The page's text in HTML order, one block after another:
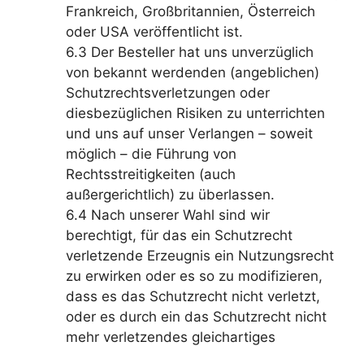
Frankreich, Großbritannien, Österreich
oder USA veröffentlicht ist.
6.3 Der Besteller hat uns unverzüglich
von bekannt werdenden (angeblichen)
Schutzrechtsverletzungen oder
diesbezüglichen Risiken zu unterrichten
und uns auf unser Verlangen – soweit
möglich – die Führung von
Rechtsstreitigkeiten (auch
außergerichtlich) zu überlassen.
6.4 Nach unserer Wahl sind wir
berechtigt, für das ein Schutzrecht
verletzende Erzeugnis ein Nutzungsrecht
zu erwirken oder es so zu modifizieren,
dass es das Schutzrecht nicht verletzt,
oder es durch ein das Schutzrecht nicht
mehr verletzendes gleichartiges